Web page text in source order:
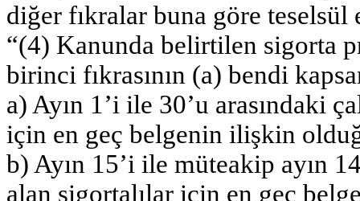
diğer fıkralar buna göre
“(4) Kanunda belirtilen sigorta
birinci fıkrasının (a) bendi
a) Ayın 1’i ile 30’u arasındaki
için en geç belgenin ilişkin
b) Ayın 15’i ile müteakip ayın
alan sigortalılar için en geç